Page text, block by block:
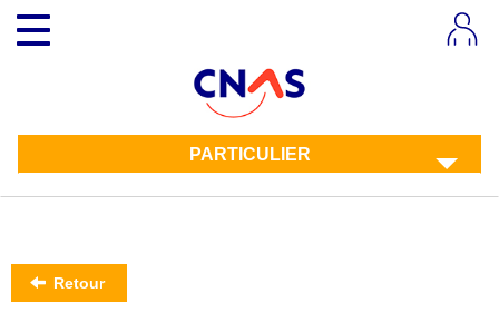
contenu
principal
Toggle
navigation
PARTICULIER
Retour